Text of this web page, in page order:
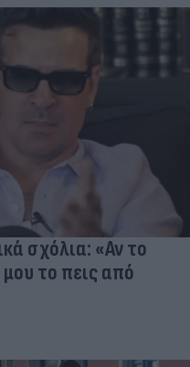
σχόλια: «Αν το
το πεις από